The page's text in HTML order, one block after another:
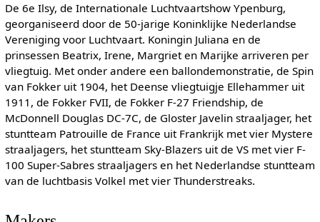
De 6e Ilsy, de Internationale Luchtvaartshow Ypenburg,
georganiseerd door de 50-jarige Koninklijke Nederlandse
Vereniging voor Luchtvaart. Koningin Juliana en de
prinsessen Beatrix, Irene, Margriet en Marijke arriveren per
vliegtuig. Met onder andere een ballondemonstratie, de Spin
van Fokker uit 1904, het Deense vliegtuigje Ellehammer uit
1911, de Fokker FVII, de Fokker F-27 Friendship, de
McDonnell Douglas DC-7C, de Gloster Javelin straaljager, het
stuntteam Patrouille de France uit Frankrijk met vier Mystere
straaljagers, het stuntteam Sky-Blazers uit de VS met vier F-
100 Super-Sabres straaljagers en het Nederlandse stuntteam
van de luchtbasis Volkel met vier Thunderstreaks.